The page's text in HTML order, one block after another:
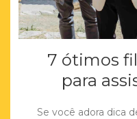
7 ótimos
para
Se você adora dica